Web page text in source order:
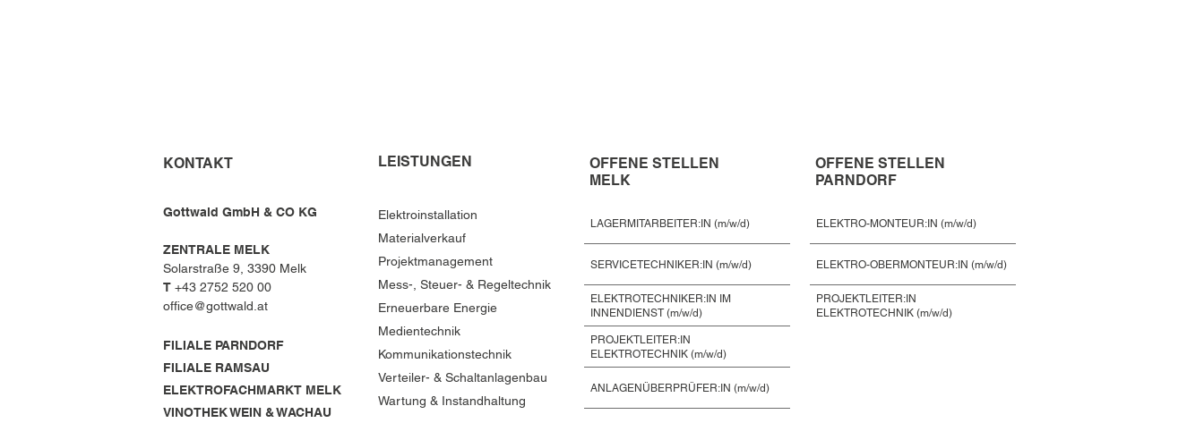
KONTAKT LEISTUNGEN
OFFENE STELLEN
MELK
OFFENE STELLEN
PARNDORF
Gottwald GmbH & CO KG
ZENTRALE MELK
Solarstraße 9, 3390 Melk
T +43 2752 520 00
office@gottwald.at
FILIALE PARNDORF
FILIALE RAMSAU
ELEKTROFACHMARKT MELK
VINOTHEK WEIN & WACHAU
Elektroinstallation
Materialverkauf
Projektmanagement
Mess-, Steuer- & Regeltechnik
Erneuerbare Energie
Medientechnik
Kommunikationstechnik
Verteiler- & Schaltanlagenbau
Wartung & Instandhaltung
LAGERMITARBEITER:IN (m/w/d)
SERVICETECHNIKER:IN (m/w/d)
ELEKTROTECHNIKER:IN IM
INNENDIENST (m/w/d)
PROJEKTLEITER:IN
ELEKTROTECHNIK (m/w/d)
ANLAGENÜBERPRÜFER:IN (m/w/d)
ELEKTRO-MONTEUR:IN (m/w/d)
ELEKTRO-OBERMONTEUR:IN (m/w/d)
PROJEKTLEITER:IN
ELEKTROTECHNIK (m/w/d)